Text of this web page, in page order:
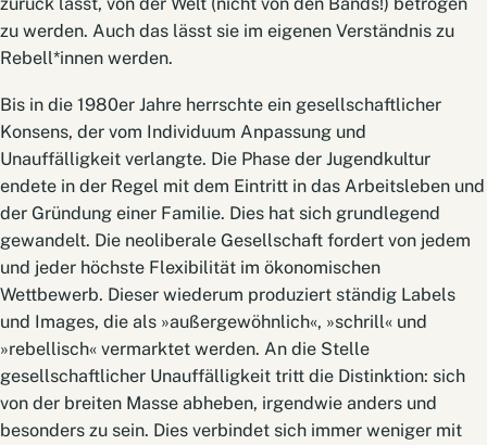
zu werden. Auch das lässt sie im eigenen Verständnis zu
Rebell*innen werden.
Bis in die 1980er Jahre herrschte ein gesellschaftlicher
Konsens, der vom Individuum Anpassung und
Unauffälligkeit verlangte. Die Phase der Jugendkultur
endete in der Regel mit dem Eintritt in das Arbeitsleben und
der Gründung einer Familie. Dies hat sich grundlegend
gewandelt. Die neoliberale Gesellschaft fordert von jedem
und jeder höchste Flexibilität im ökonomischen
Wettbewerb. Dieser wiederum produziert ständig Labels
und Images, die als »außergewöhnlich«, »schrill« und
»rebellisch« vermarktet werden. An die Stelle
gesellschaftlicher Unauffälligkeit tritt die Distinktion: sich
von der breiten Masse abheben, irgendwie anders und
besonders zu sein. Dies verbindet sich immer weniger mit